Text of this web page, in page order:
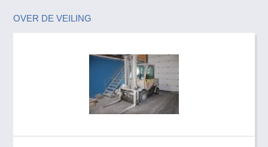
OVER DE VEILING